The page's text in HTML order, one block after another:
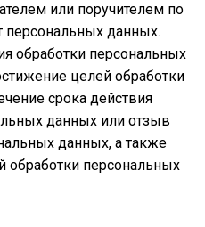
или поручителем по
персональных данных.
обработки персональных
целей обработки
срока действия
данных или отзыв
данных, а также
персональных